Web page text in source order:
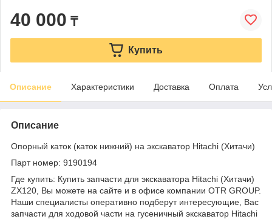
40 000 ₸
Купить
Описание Характеристики Доставка Оплата
Описание
Опорный каток (каток нижний) на экскаватор Hitachi (Хитачи)
Парт номер: 9190194
Где купить: Купить запчасти для экскаватора Hitachi (Хитачи)
ZX120, Вы можете на сайте и в офисе компании OTR GROUP.
Наши специалисты оперативно подберут интересующие, Вас
запчасти для ходовой части на гусеничный экскаватор Hitachi